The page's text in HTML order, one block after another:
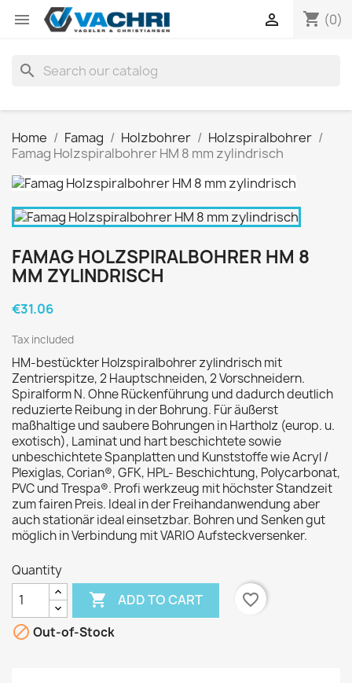
 shopping_cart (0)

search
Home Famag Holzbohrer
Holzspiralbohrer
Famag Holzspiralbohrer HM 8 mm zylindrisch
FAMAG HOLZSPIRALBOHRER HM 8
MM ZYLINDRISCH
€31.06
Tax included
HM-bestückter Holzspiralbohrer zylindrisch mit
Zentrierspitze, 2 Hauptschneiden, 2 Vorschneidern.
Spiralform N. Ohne Rückenführung und dadurch deutlich
reduzierte Reibung in der Bohrung. Für äußerst
maßhaltige und saubere Bohrungen in Hartholz (europ. u.
exotisch), Laminat und hart beschichtete sowie
unbeschichtete Spanplatten und Kunststoffe wie Acryl /
Plexiglas, Corian®, GFK, HPL- Beschichtung, Polycarbonat,
PVC und Trespa®. Profi werkzeug mit höchster Standzeit
zum fairen Preis. Ideal in der Freihandanwendung aber
auch stationär ideal einsetzbar. Bohren und Senken gut
möglich in Verbindung mit VARIO Aufsteckversenker.
Quantity
 ADD TO CART
favorite_border
 Out-of-Stock